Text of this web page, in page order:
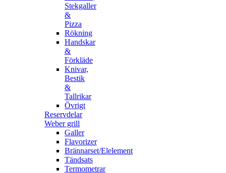
Stekgaller
&
Pizza
Rökning
Handskar
&
Förkläde
Knivar,
Bestik
&
Tallrikar
Övrigt
Reservdelar
Weber grill
Galler
Flavorizer
Brännarset/Elelement
Tändsats
Termometrar